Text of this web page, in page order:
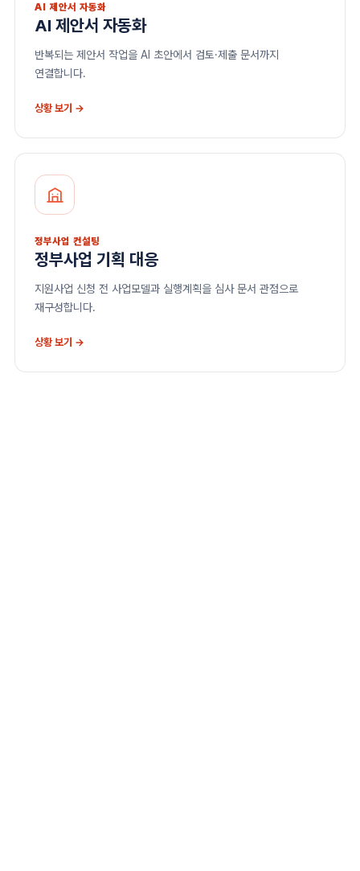
AI 제안서 자동화
AI 제안서 자동화
반복되는 제안서 작업을 AI 초안에서 검토·제출 문서까지
연결합니다.
상황 보기 →
정부사업 컨설팅
정부사업 기획 대응
지원사업 신청 전 사업모델과 실행계획을 심사 문서 관점으로
재구성합니다.
상황 보기 →